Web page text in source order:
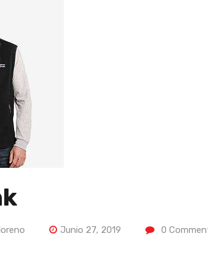
Junio 27, 2019 0